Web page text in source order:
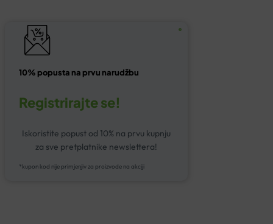
10% popusta na prvu narudžbu
Registrirajte se!
Iskoristite popust od 10% na prvu kupnju
za sve pretplatnike newslettera!
*kupon kod nije primjenjiv za proizvode na akciji